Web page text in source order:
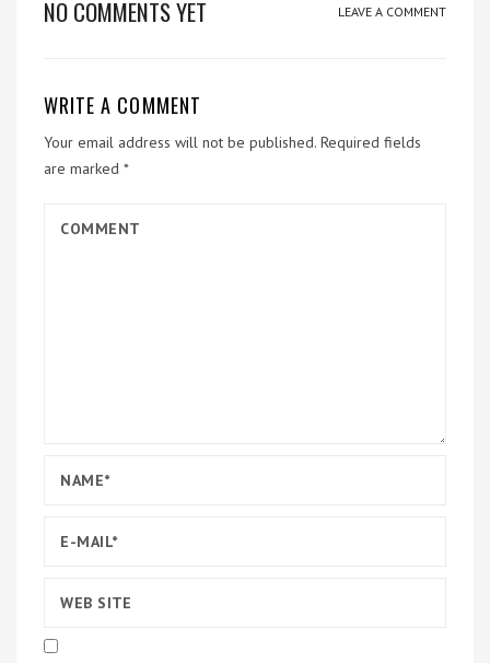
NO COMMENTS YET LEAVE A COMMENT
WRITE A COMMENT
Your email address will not be published. Required fields
are marked *